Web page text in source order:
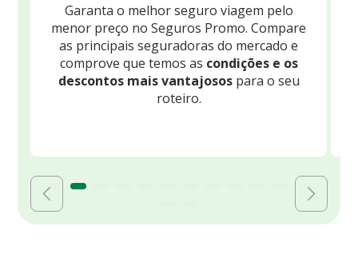
Garanta o melhor seguro viagem pelo
menor preço no Seguros Promo. Compare
as principais seguradoras do mercado e
comprove que temos as condições e os
descontos mais vantajosospara o seu
roteiro.